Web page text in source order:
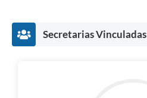
Secretarias Vinculadas